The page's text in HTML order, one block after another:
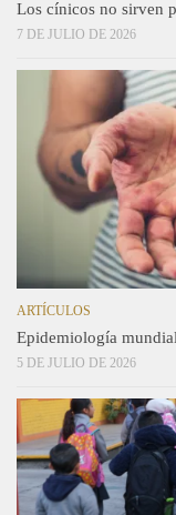
Los cínicos no sirven
7 DE JULIO DE 2026
ARTÍCULOS
Epidemiología
5 DE JULIO DE 2026